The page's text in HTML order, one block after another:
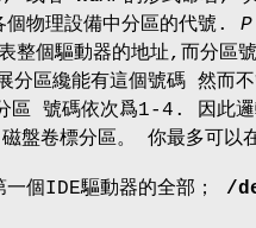
物理設備中分區的代號. P
整個驅動器的地址,而分區
分區纔能有這個號碼 然而
區 號碼依次爲1-4. 因此
盤卷標分區。 你最多可以
一個IDE驅動器的全部； /